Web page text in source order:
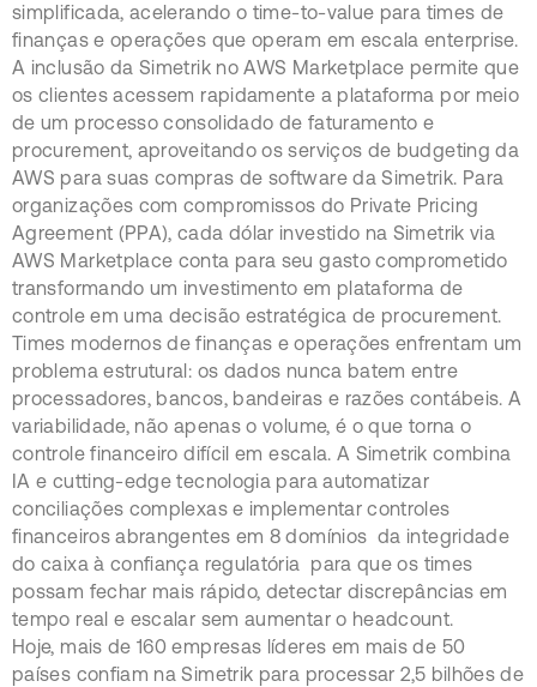
simplificada, acelerando o time-to-value para times de
finanças e operações que operam em escala enterprise.
A inclusão da Simetrik no AWS Marketplace permite que
os clientes acessem rapidamente a plataforma por meio
de um processo consolidado de faturamento e
procurement, aproveitando os serviços de budgeting da
AWS para suas compras de software da Simetrik. Para
organizações com compromissos do Private Pricing
Agreement (PPA), cada dólar investido na Simetrik via
AWS Marketplace conta para seu gasto comprometido
transformando um investimento em plataforma de
controle em uma decisão estratégica de procurement.
Times modernos de finanças e operações enfrentam um
problema estrutural: os dados nunca batem entre
processadores, bancos, bandeiras e razões contábeis. A
variabilidade, não apenas o volume, é o que torna o
controle financeiro difícil em escala. A Simetrik combina
IA e cutting-edge tecnologia para automatizar
conciliações complexas e implementar controles
financeiros abrangentes em 8 domínios da integridade
do caixa à confiança regulatória para que os times
possam fechar mais rápido, detectar discrepâncias em
tempo real e escalar sem aumentar o headcount.
Hoje, mais de 160 empresas líderes em mais de 50
países confiam na Simetrik para processar 2,5 bilhões de